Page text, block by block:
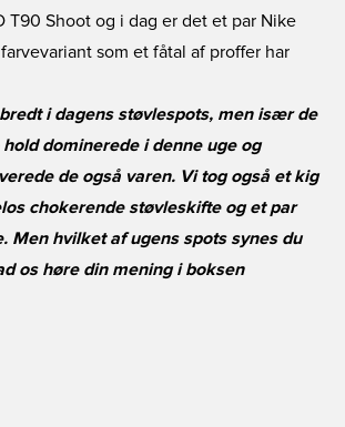
T90 Shoot og i dag er det et par Nike
som et fåtal af proffer har
i dagens støvlespots, men især de
dominerede i denne uge og
de også varen. Vi tog også et kig
chokerende støvleskifte og et par
Men hvilket af ugens spots synes du
os høre din mening i boksen